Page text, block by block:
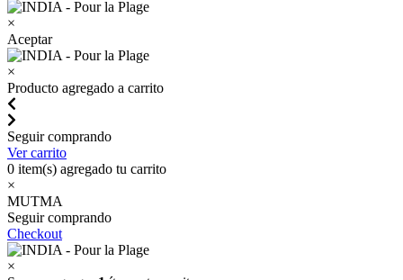
×
Aceptar
×
Producto agregado a carrito
Seguir comprando
Ver carrito
0 item(s) agregado tu carrito
×
MUTMA
Seguir comprando
Checkout
×